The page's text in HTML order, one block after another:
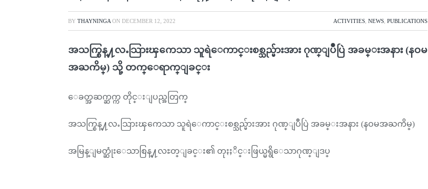
BY THAYNINGA ON DECEMBER 12, 2022 ACTIVITIES NEWS PUBLICATIONS
အသက္စြန္႔လႉသြားၾကေသာ သူရဲေကာင္းစစ္သည္မ်ားအား ဂုဏ္ျပဳပြဲ အခမ္းအနား (နဝမ
အႀကိမ္) သို့ တက္ေရာက္ျခင္း
ေခတ္အဆက္ဆက္က တိုင္းျပည္အတြက္
အသက္စြန္႔လႉသြားၾကေသာ သူရဲေကာင္းစစ္သည္မ်ားအား ဂုဏ္ျပဳပြဲ အခမ္းအနား (နဝမအႀကိမ္)
အမြန္ျမတ္ဆုံးေသာစြန္႔လႊတ္ျခင္း၏ တုႏႈိင္းဖြယ္မရွိေသာဂုဏ္ျဒပ္